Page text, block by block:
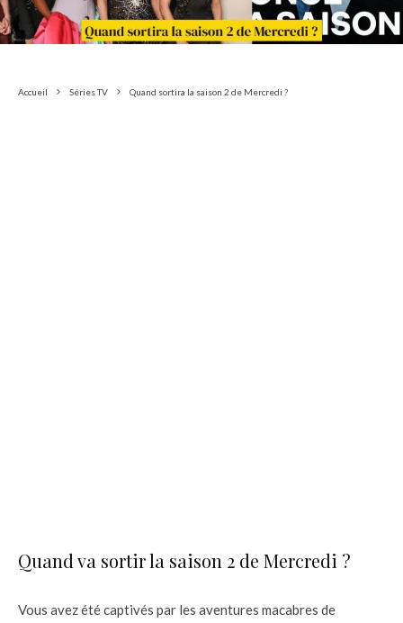
Accueil Séries TV Quand sortira la saison 2 de Mercredi ?
Quand va sortir la saison 2 de Mercredi ?
Vous avez été captivés par les aventures macabres de